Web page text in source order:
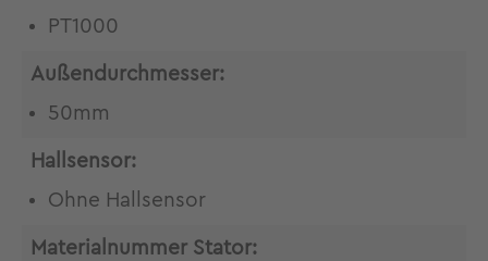
PT1000
Außendurchmesser:
50mm
Hallsensor:
Ohne Hallsensor
Materialnummer Stator: